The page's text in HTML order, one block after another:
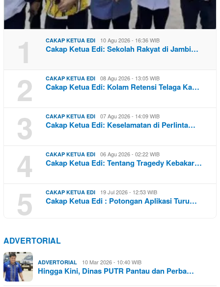
1 CAKAP KETUA EDI 10 Agu 2026 - 16:36 WIB
Cakap Ketua Edi: Sekolah Rakyat di Jambi…
2 CAKAP KETUA EDI 08 Agu 2026 - 13:05 WIB
Cakap Ketua Edi: Kolam Retensi Telaga Ka…
3 CAKAP KETUA EDI 07 Agu 2026 - 14:09 WIB
Cakap Ketua Edi: Keselamatan di Perlinta…
4 CAKAP KETUA EDI 06 Agu 2026 - 02:22 WIB
Cakap Ketua Edi: Tentang Tragedy Kebakar…
5 CAKAP KETUA EDI 19 Jul 2026 - 12:53 WIB
Cakap Ketua Edi : Potongan Aplikasi Turu…
ADVERTORIAL
ADVERTORIAL 10 Mar 2026 - 10:40 WIB
Hingga Kini, Dinas PUTR Pantau dan Perba…